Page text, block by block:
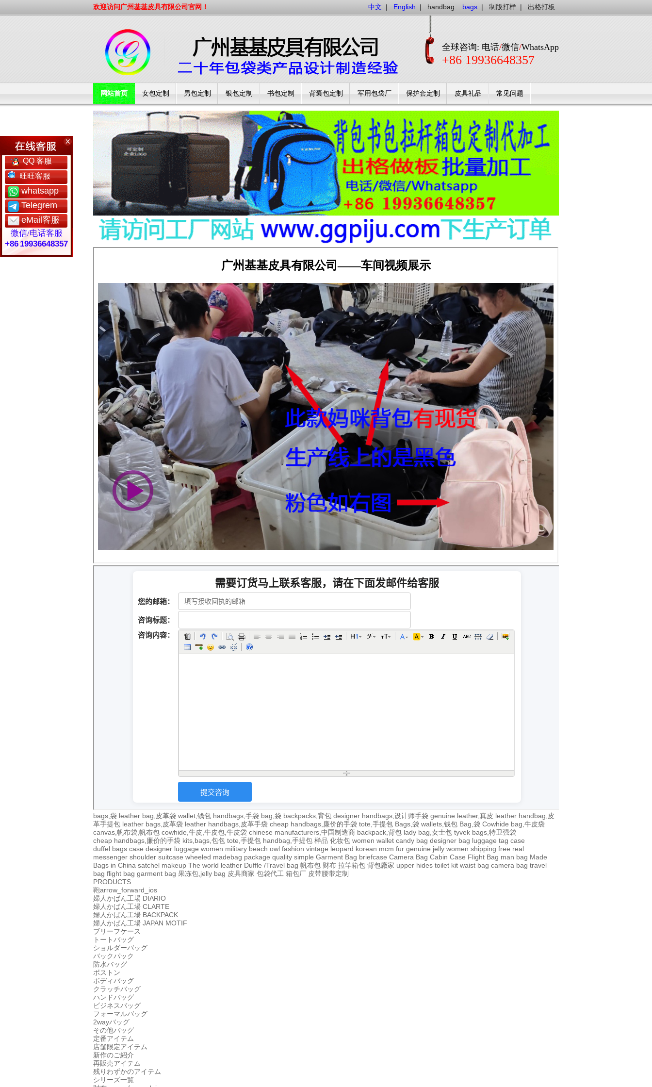
欢迎访问广州基基皮具有限公司官网！ 中文 | English | handbag bags | 制版打样 | 出格打板
全球咨询: 电话/微信/WhatsApp
+86 19936648357
网站首页 女包定制 男包定制 银包定制 书包定制 背囊包定制 军用包袋厂 保护套定制 皮具礼品 常见问题
工厂简介
bags,袋 leather bag,皮革袋 wallet,钱包 handbags,手袋 bag,袋 backpacks,背包 designer handbags,设计师手袋 genuine leather,真皮 leather handbag,皮
革手提包 leather bags,皮革袋 leather handbags,皮革手袋 cheap handbags,廉价的手袋 tote,手提包 Bags,袋 wallets,钱包 Bag,袋 Cowhide bag,牛皮袋
canvas,帆布袋,帆布包 cowhide,牛皮,牛皮包,牛皮袋 chinese manufacturers,中国制造商 backpack,背包 lady bag,女士包 tyvek bags,特卫强袋
cheap handbags,廉价的手袋 kits,bags,包包 tote,手提包 handbag,手提包 样品 化妆包 women wallet candy bag designer bag luggage tag case
duffel bags case designer luggage women military beach owl fashion vintage leopard korean mcm fur genuine jelly women shipping free real
messenger shoulder suitcase wheeled madebag package quality simple Garment Bag briefcase Camera Bag Cabin Case Flight Bag man bag Made
Bags in China satchel makeup The world leather Duffle /Travel bag 帆布包 财布 拉竿箱包 背包廠家 upper hides toilet kit waist bag camera bag travel
bag flight bag garment bag 果冻包,jelly bag 皮具商家 包袋代工 箱包厂 皮带腰带定制
PRODUCTS
鞄arrow_forward_ios
婦人かばん工場 DIARIO
婦人かばん工場 CLARTE
婦人かばん工場 BACKPACK
婦人かばん工場 JAPAN MOTIF
ブリーフケース
トートバッグ
ショルダーバッグ
バックパック
防水バッグ
ボストン
ボディバッグ
クラッチバッグ
ハンドバッグ
ビジネスバッグ
フォーマルバッグ
2wayバッグ
その他バッグ
定番アイテム
店舗限定アイテム
新作のご紹介
再販売アイテム
残りわずかのアイテム
シリーズ一覧
QQ 客服
旺旺客服
whatsapp
Telegrem
eMail客服
微信/电话客服
+86 19936648357